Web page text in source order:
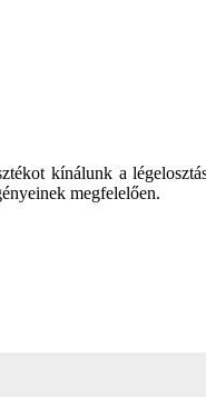
kínálunk a
megfelelően.